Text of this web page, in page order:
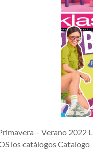
– Verano
los catálogos Catalogo